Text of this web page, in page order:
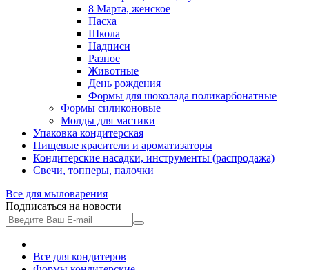
8 Марта, женское
Пасха
Школа
Надписи
Разное
Животные
День рождения
Формы для шоколада поликарбонатные
Формы силиконовые
Молды для мастики
Упаковка кондитерская
Пищевые красители и ароматизаторы
Кондитерские насадки, инструменты (распродажа)
Свечи, топперы, палочки
Все для мыловарения
Подписаться на новости
Все для кондитеров